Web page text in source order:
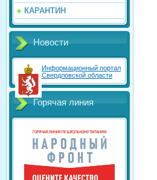
КАРАНТИН
Новости
Информационный портал
Свердловской области
Горячая линия